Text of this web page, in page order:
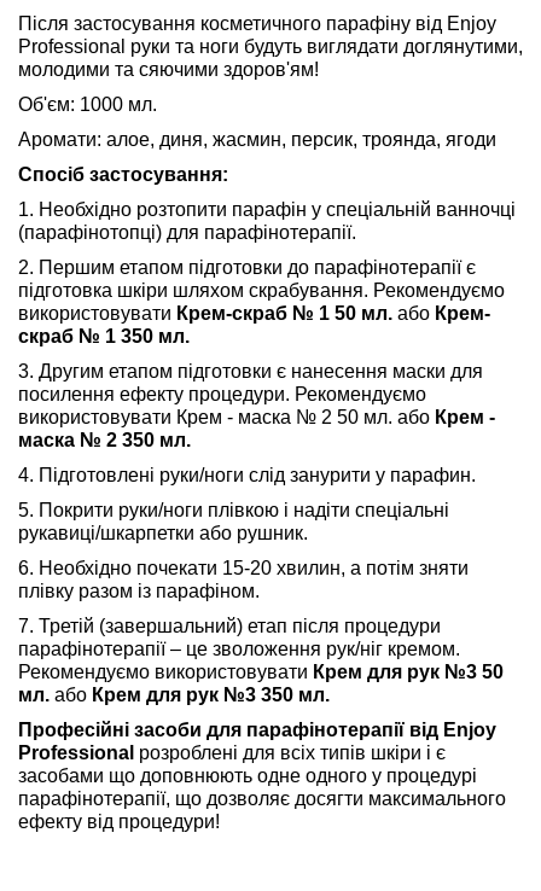
Після застосування косметичного парафіну від Enjoy
Professional руки та ноги будуть виглядати доглянутими,
молодими та сяючими здоров'ям!
Об'єм: 1000 мл.
Аромати: алое, диня, жасмин, персик, троянда, ягоди
Спосіб застосування:
1. Необхідно розтопити парафін у спеціальній ванночці
(парафінотопці) для парафінотерапії.
2. Першим етапом підготовки до парафінотерапії є
підготовка шкіри шляхом скрабування. Рекомендуємо
використовувати Крем-скраб № 1 50 мл. або Крем-
скраб № 1 350 мл.
3. Другим етапом підготовки є нанесення маски для
посилення ефекту процедури. Рекомендуємо
використовувати Крем - маска № 2 50 мл. або Крем -
маска № 2 350 мл.
4. Підготовлені руки/ноги слід занурити у парафин.
5. Покрити руки/ноги плівкою і надіти спеціальні
рукавиці/шкарпетки або рушник.
6. Необхідно почекати 15-20 хвилин, а потім зняти
плівку разом із парафіном.
7. Третій (завершальний) етап після процедури
парафінотерапії – це зволоження рук/ніг кремом.
Рекомендуємо використовувати Крем для рук №3 50
мл. або Крем для рук №3 350 мл.
Професійні засоби для парафінотерапії від Enjoy
Professional розроблені для всіх типів шкіри і є
засобами що доповнюють одне одного у процедурі
парафінотерапії, що дозволяє досягти максимального
ефекту від процедури!